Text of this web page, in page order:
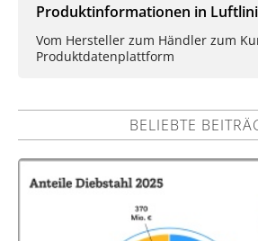
Produktinformationen in
Vom Hersteller zum Händler zum
Produktdatenplattform
BELIEBTE